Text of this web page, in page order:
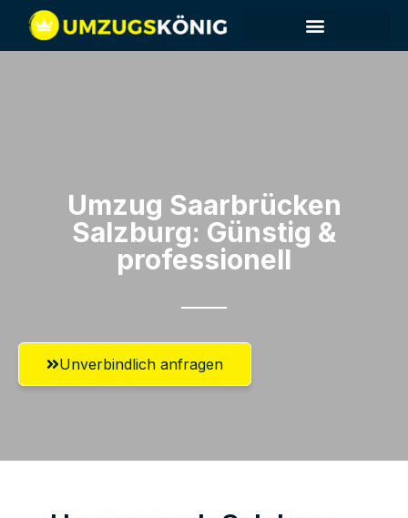
Umzug Saarbrücken​
Salzburg: Günstig &
professionell​
Unverbindlich anfragen